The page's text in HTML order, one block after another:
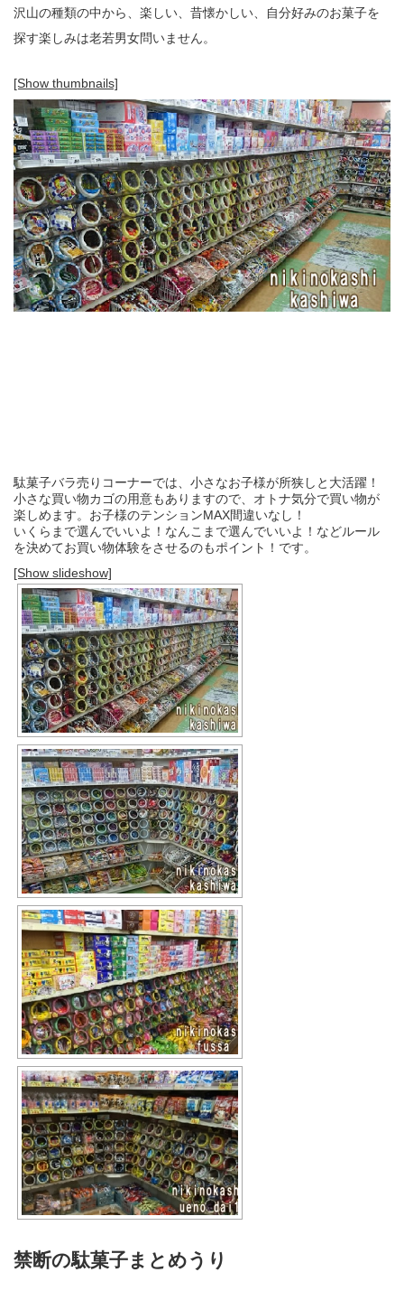
沢山の種類の中から、楽しい、昔懐かしい、自分好みのお菓子を
探す楽しみは老若男女問いません。
[Show thumbnails]
駄菓子バラ売りコーナーでは、小さなお子様が所狭しと大活躍！
小さな買い物カゴの用意もありますので、オトナ気分で買い物が
楽しめます。お子様のテンションMAX間違いなし！
いくらまで選んでいいよ！なんこまで選んでいいよ！などルール
を決めてお買い物体験をさせるのもポイント！です。
[Show slideshow]
禁断の駄菓子まとめうり